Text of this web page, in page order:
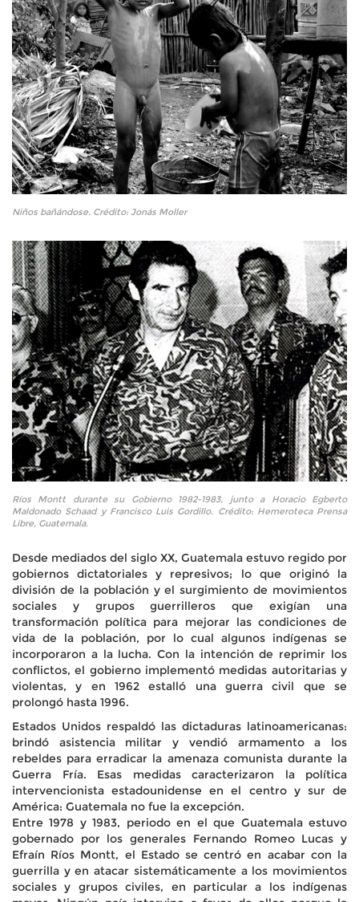
Niños bañándose. Crédito: Jonás Moller
Ríos Montt durante su Gobierno 1982-1983, junto a Horacio Egberto
Maldonado Schaad y Francisco Luis Gordillo. Crédito: Hemeroteca Prensa
Libre, Guatemala.
Desde mediados del siglo XX, Guatemala estuvo regido por
gobiernos dictatoriales y represivos; lo que originó la
división de la población y el surgimiento de movimientos
sociales y grupos guerrilleros que exigían una
transformación política para mejorar las condiciones de
vida de la población, por lo cual algunos indígenas se
incorporaron a la lucha. Con la intención de reprimir los
conflictos, el gobierno implementó medidas autoritarias y
violentas, y en 1962 estalló una guerra civil que se
prolongó hasta 1996.
Estados Unidos respaldó las dictaduras latinoamericanas:
brindó asistencia militar y vendió armamento a los
rebeldes para erradicar la amenaza comunista durante la
Guerra Fría. Esas medidas caracterizaron la política
intervencionista estadounidense en el centro y sur de
América: Guatemala no fue la excepción.
Entre 1978 y 1983, periodo en el que Guatemala estuvo
gobernado por los generales Fernando Romeo Lucas y
Efraín Ríos Montt, el Estado se centró en acabar con la
guerrilla y en atacar sistemáticamente a los movimientos
sociales y grupos civiles, en particular a los indígenas